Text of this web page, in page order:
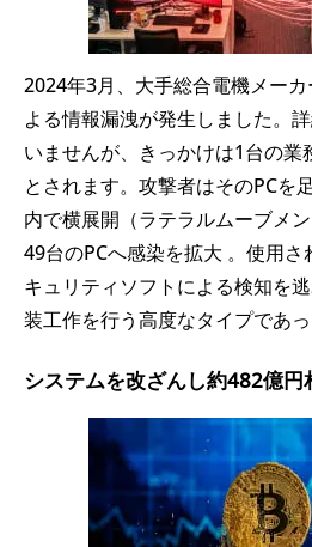
2024年3月、大手総合電機メー
よる情報漏洩が発生しました。
いませんが、きっかけは1台の業
とされます。攻撃者はそのPCを
内で横展開（ラテラルムーブメ
49台のPCへ感染を拡大 。使用
キュリティソフトによる検知を
装工作を行う高度なタイプであっ
システムを改ざんし約482億円